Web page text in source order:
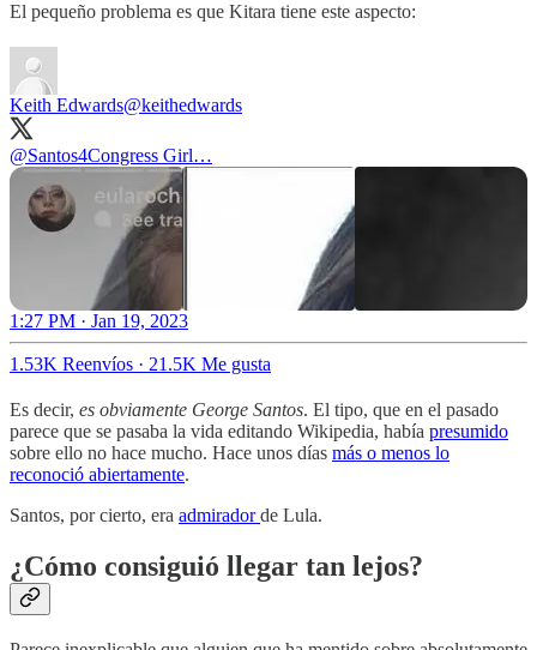
El pequeño problema es que Kitara tiene este aspecto:
Keith Edwards@keithedwards
@Santos4Congress Girl…
1:27 PM · Jan 19, 2023
1.53K Reenvíos · 21.5K Me gusta
Es decir, es obviamente George Santos. El tipo, que en el pasado
parece que se pasaba la vida editando Wikipedia, había presumido
sobre ello no hace mucho. Hace unos días más o menos lo
reconoció abiertamente.
Santos, por cierto, era admiradorde Lula.
¿Cómo consiguió llegar tan lejos?